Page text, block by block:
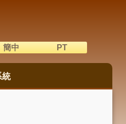
簡中 PT
統